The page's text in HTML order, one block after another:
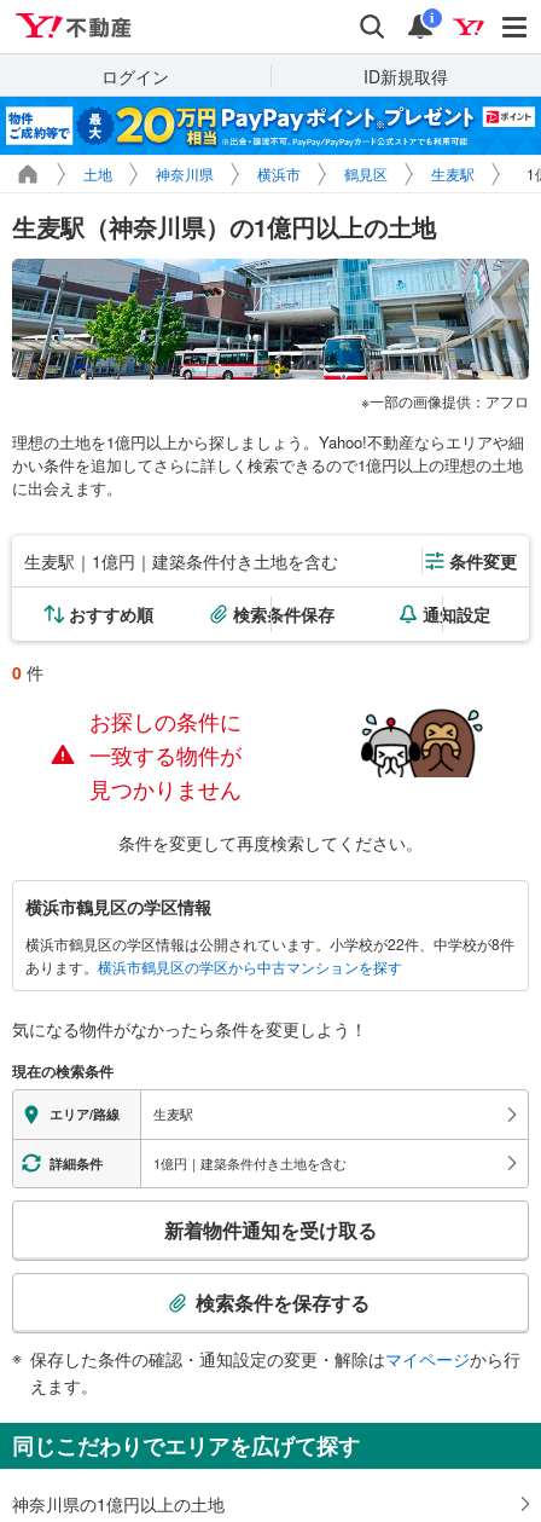
検索 通知
i
ログイン ID新規取得
土地 神奈川県 横浜市 鶴見区 生麦駅 1
生麦駅（神奈川県）の1億円以上の土地
一部の画像提供：アフロ
理想の土地を1億円以上から探しましょう。Yahoo!不動産ならエリアや細
かい条件を追加してさらに詳しく検索できるので1億円以上の理想の土地
に出会えます。
生麦駅｜1億円｜建築条件付き土地を含む 条件変更
おすすめ順 検索条件保存 通知設定
0 件
お探しの条件に
一致する物件が
見つかりません
条件を変更して再度検索してください。
横
浜
市
鶴
区
関
す
る
情
報
横浜市鶴見区の学区情報
横浜市鶴見区の学区情報は公開されています。小学校が22件、中学校が8件
あります。 横浜市鶴見区の学区から中古マンションを探す
気になる物件がなかったら条件を変更しよう！
現在の検索条件
エリア/路線 生麦駅
詳細条件 1億円｜建築条件付き土地を含む
検
知
を
け
新着物件通知を受け取る
検索条件を保存する
保存した条件の確認・通知設定の変更・解除はマイページから行
えます。
同じこだわりでエリアを広げて探す
神奈川県の1億円以上の土地